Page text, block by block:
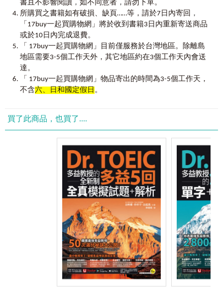
「隨身攜帶」＋「內容豐富」完整學習！
別把書沒帶出門，當作無法準備考試的藉口。方便攜帶的書
籍大小，豐富扎實的學習內容，再搭配Youtor App，準備多益
考試，不再受到時間、地點的限制。
複習」＋「預習」效果加倍！
想學好英文，唯有不斷複習！每個章節前除了預習該章會學
到的觀念和技巧以外，也規劃了單字複習小測驗，背完一章
的單字後，別忘了回過頭來檢視自己吸收了多少單字，以及
是否全面了解文法！
詳細整理，豐富補充
Edna Hsu：「這本書對於一字多義的補充，是我看過最詳細
Shu Mi Ting：「列出同義字、同個單字在不同詞性的意思，
這些多益最愛考，書中都有，超實用的。」
Kevin Huang：「每個例句都有能學習的東西，讀完英文功力
阿璇：「內容豐富、拆解單字講解，幫助記憶，可以記得易
搞混的單字。」
李嘉辰：「難易度分類清楚，單字量夠多、涵蓋面夠廣，有
助準備多益閱讀題。」
文法講解，一次搞懂
C.C：「語言檢定最重要的就是詞彙量和文法概念，這本厚厚
一本全部都包！」
怪物講師教學團隊（台灣）
書且不影響閱讀 ， 如不同意者 ， 請勿下單。
所購買之書籍如有破損、缺頁……等，請於7日內寄回 ，
「17buy一起買購物網」將於收到書籍3日內重新寄送商品
或於10日內完成退費。
「 17buy一起買購物網」目前僅服務於台灣地區。除離島
地區需要3-5個工作天外，其它地區約在3個工作天內會送
達。
「 17buy一起買購物網」物品寄出的時間為3-5個工作天，
不含六、日和國定假日 。
買了此商品，也買了....